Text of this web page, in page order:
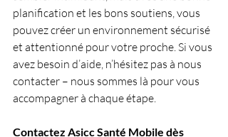
planification et les bons soutiens, vous
pouvez créer un environnement sécurisé
et attentionné pour votre proche. Si vous
avez besoin d’aide, n’hésitez pas à nous
contacter – nous sommes là pour vous
accompagner à chaque étape.
Contactez Asicc Santé Mobile dès